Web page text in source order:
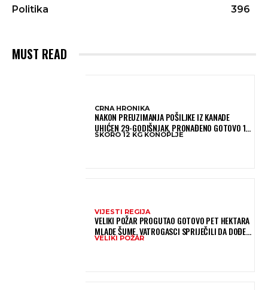
Politika
396
MUST READ
CRNA HRONIKA
NAKON PREUZIMANJA POŠILJKE IZ KANADE
UHIĆEN 29-GODIŠNJAK, PRONAĐENO GOTOVO 12
KILOGRAMA KONOPLJE
SKORO 12 KG KONOPLJE
VIJESTI REGIJA
VELIKI POŽAR PROGUTAO GOTOVO PET HEKTARA
MLADE ŠUME, VATROGASCI SPRIJEČILI DA DOĐE
DO JOŠ VEĆE KATASTROFE
VELIKI POŽAR